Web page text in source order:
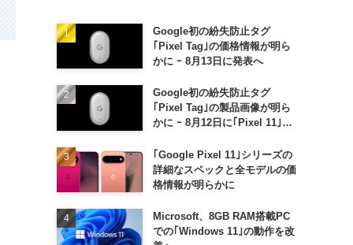
Google初の紛失防止タグ
｢Pixel Tag｣の価格情報が明ら
かに ｰ 8月13日に発表へ
Google初の紛失防止タグ
｢Pixel Tag｣の製品画像が明ら
かに ｰ 8月12日に｢Pixel 11｣な
｢Google Pixel 11｣シリーズの
詳細なスペックと全モデルの価
格情報が明らかに
Microsoft、8GB RAM搭載PC
での｢Windows 11｣の動作を改